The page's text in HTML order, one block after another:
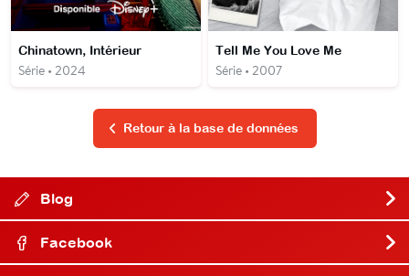
Chinatown, Intérieur
Série • 2024
Tell Me You Love Me
Série • 2007
Retour à la base de données
Blog
Facebook